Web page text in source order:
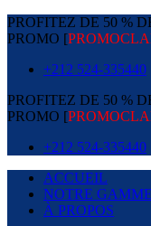
PROFITEZ DE 50 %
PROMO [
+212 524-335440
PROFITEZ DE 50 %
PROMO [
+212 524-335440
ACCUEIL
NOTRE GAMME
À PROPOS